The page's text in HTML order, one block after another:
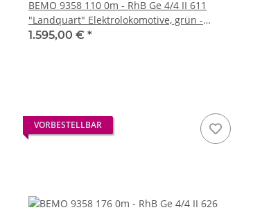
BEMO 9358 110 0m - RhB Ge 4/4 II 611
"Landquart" Elektrolokomotive, grün -
Nostalgielok Stiftung "Grün & Chrom"
1.595,00 € *
VORBESTELLBAR